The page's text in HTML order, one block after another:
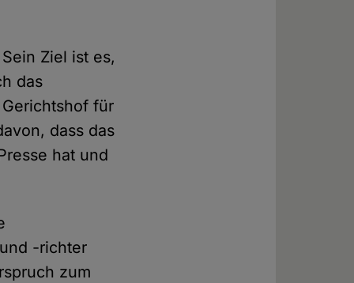
Ziel ist es,
das
für
dass das
hat und
-richter
zum